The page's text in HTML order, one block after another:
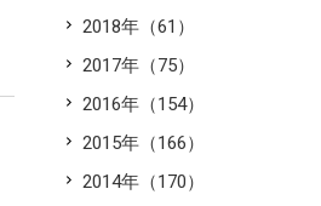
2018年（61）
2017年（75）
2016年（154）
2015年（166）
2014年（170）